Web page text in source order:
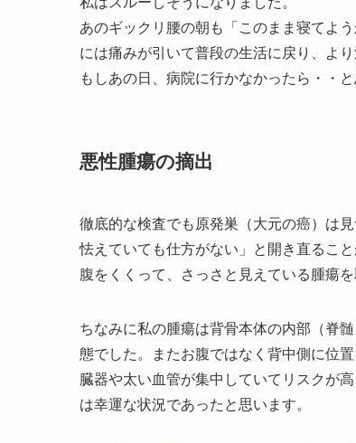
あのギックリ腰の朝も「このまま寝てよ
には痛みが引いて普段の生活に戻り、よ
もしあの日、病院に行かなかったら・・
悪性腫瘍の摘出
徹底的な検査でも原発巣（大元の癌）は
怯えていても仕方がない」と開き直るこ
腹をくくって、さっさと見えている腫瘍
ちなみに私の腫瘍は背骨本体の内部（脊
態でした。またお腹ではなく背中側に位
臓器や太い血管が集中していてリスクが
は幸運な状況であったと思います。